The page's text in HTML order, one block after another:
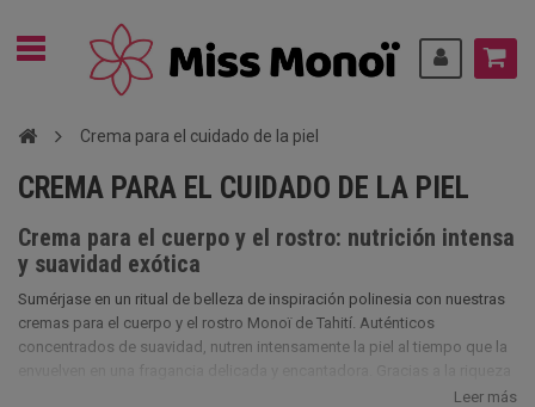
Crema para el cuidado de la piel
CREMA PARA EL CUIDADO DE LA PIEL
Crema para el cuerpo y el rostro: nutrición intensa
y suavidad exótica
Sumérjase en un ritual de belleza de inspiración polinesia con nuestras
cremas para el cuerpo y el rostro Monoï de Tahití. Auténticos
concentrados de suavidad, nutren intensamente la piel al tiempo que la
del Monoï de Tahití Denominación de Origen (AO) y de otros activosLeer más